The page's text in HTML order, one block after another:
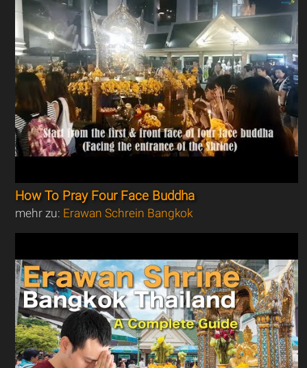
How To Pray Four Face Buddha
mehr zu: Erawan Schrein Bangkok